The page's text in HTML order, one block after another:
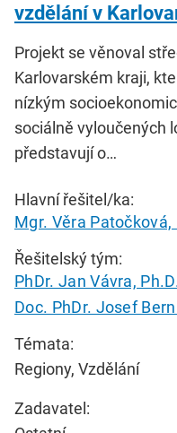
vzdělání v
Projekt se věnoval
Karlovarském kraji,
nízkým
sociálně vyloučených
představují o…
Hlavní řešitel/ka:
Mgr. Věra Patočková,
Řešitelský tým:
PhDr. Jan Vávra,
Doc. PhDr. Josef
Témata:
Regiony, Vzdělání
Zadavatel: